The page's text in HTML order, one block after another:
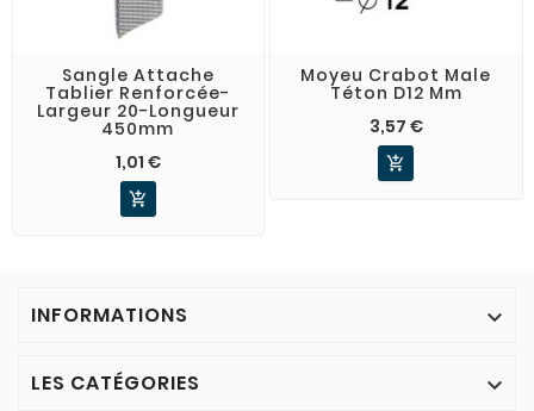
Sangle Attache
Tablier Renforcée-
Largeur 20-Longueur
450mm
1,01 €

Moyeu Crabot Male
Téton D12 Mm
3,57 €

INFORMATIONS 
LES CATÉGORIES 